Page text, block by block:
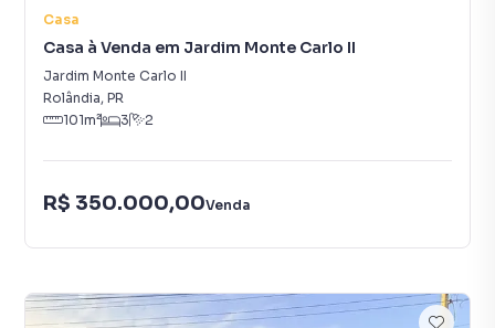
Casa
Casa à Venda em Jardim Monte Carlo II
Jardim Monte Carlo II
Rolândia, PR
101m² 3 2
R$ 350.000,00Venda